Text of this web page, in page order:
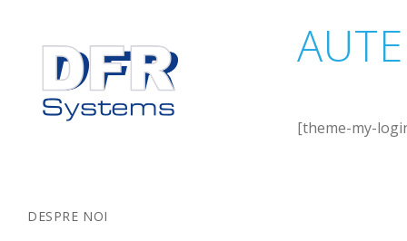
DESPRE NOI
[theme-my-